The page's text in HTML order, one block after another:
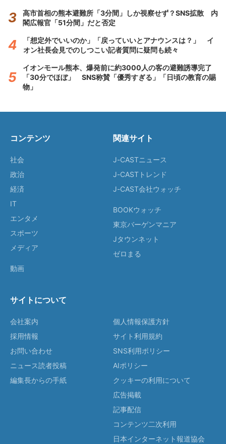
高市首相の熊本避難所「3分間」しか視察せず？SNS拡散 内
閣広報官「51分間」だと否定
「想定外でいいのか」「戻っていいとアナウンスは？」 イ
オン社長会見でのしつこい記者質問に疑問も続々
イオンモール熊本、爆発前に約3000人の客の避難誘導完了
「30分でほぼ」 SNS称賛「優秀すぎる」「日頃の教育の賜
物」
コンテンツ
社会
政治
経済
IT
エンタメ
スポーツ
メディア
動画
関連サイト
J-CASTニュース
J-CASTトレンド
J-CAST会社ウォッチ
BOOKウォッチ
東京バーゲンマニア
Jタウンネット
ゼロまる
サイトについて
会社案内
採用情報
お問い合わせ
ニュース読者投稿
編集長からの手紙
個人情報保護方針
サイト利用規約
SNS利用ポリシー
AIポリシー
クッキーの利用について
広告掲載
記事配信
コンテンツ二次利用
日本インターネット報道協会